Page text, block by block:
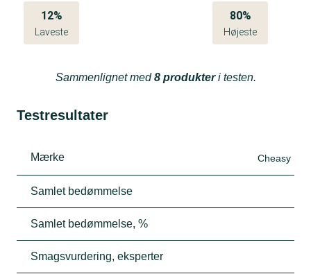
12%
Laveste
80%
Højeste
Sammenlignet med8 produkteri testen.
Testresultater
Mærke Cheasy
Samlet bedømmelse
Samlet bedømmelse, %
Smagsvurdering, eksperter